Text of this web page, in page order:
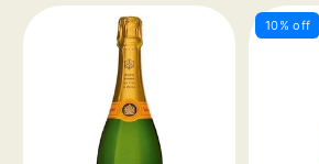
10% off